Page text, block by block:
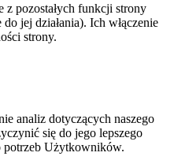
pozostałych funkcji strony
jej działania). Ich włączenie
strony.
analiz dotyczących naszego
się do jego lepszego
potrzeb Użytkowników.